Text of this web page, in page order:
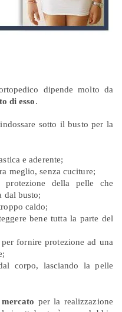
dipende molto da
di esso.
sotto il busto per la
e aderente;
meglio, senza cuciture;
protezione della pelle che
dal busto;
caldo;
bene tutta la parte del
fornire protezione ad una
corpo, lasciando la pelle
per la realizzazione